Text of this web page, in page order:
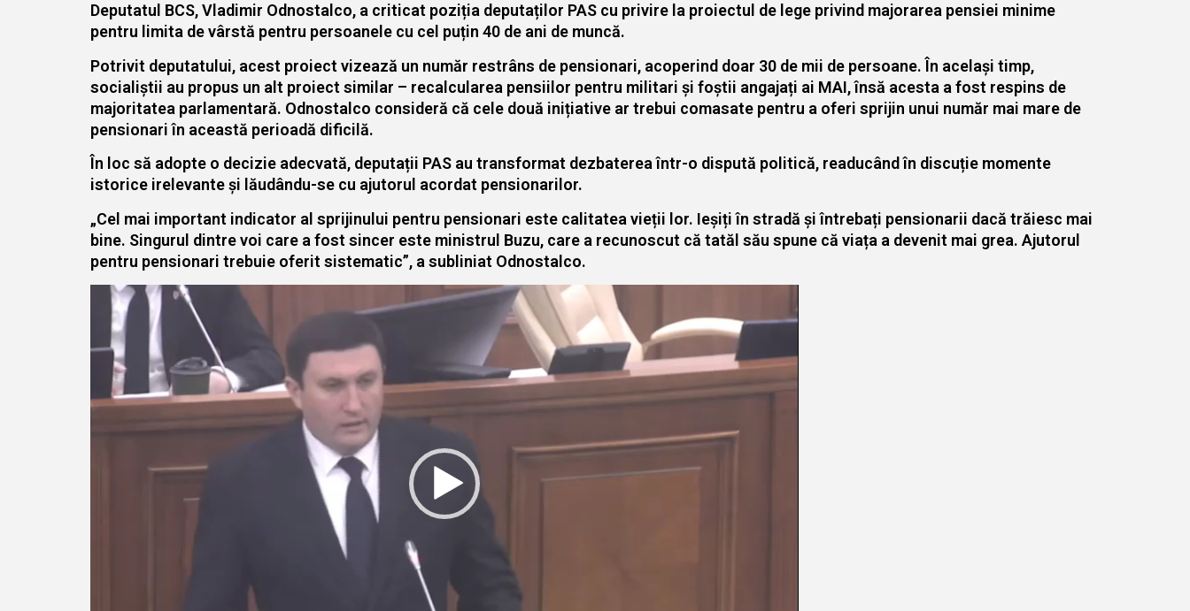
Deputatul BCS, Vladimir Odnostalco, a criticat poziția deputaților PAS cu privire la proiectul de lege privind majorarea pensiei minime
pentru limita de vârstă pentru persoanele cu cel puțin 40 de ani de muncă.
Potrivit deputatului, acest proiect vizează un număr restrâns de pensionari, acoperind doar 30 de mii de persoane. În același timp,
socialiștii au propus un alt proiect similar – recalcularea pensiilor pentru militari și foștii angajați ai MAI, însă acesta a fost respins de
majoritatea parlamentară. Odnostalco consideră că cele două inițiative ar trebui comasate pentru a oferi sprijin unui număr mai mare de
pensionari în această perioadă dificilă.
În loc să adopte o decizie adecvată, deputații PAS au transformat dezbaterea într-o dispută politică, readucând în discuție momente
istorice irelevante și lăudându-se cu ajutorul acordat pensionarilor.
„Cel mai important indicator al sprijinului pentru pensionari este calitatea vieții lor. Ieșiți în stradă și întrebați pensionarii dacă trăiesc mai
bine. Singurul dintre voi care a fost sincer este ministrul Buzu, care a recunoscut că tatăl său spune că viața a devenit mai grea. Ajutorul
pentru pensionari trebuie oferit sistematic”, a subliniat Odnostalco.
Player
video